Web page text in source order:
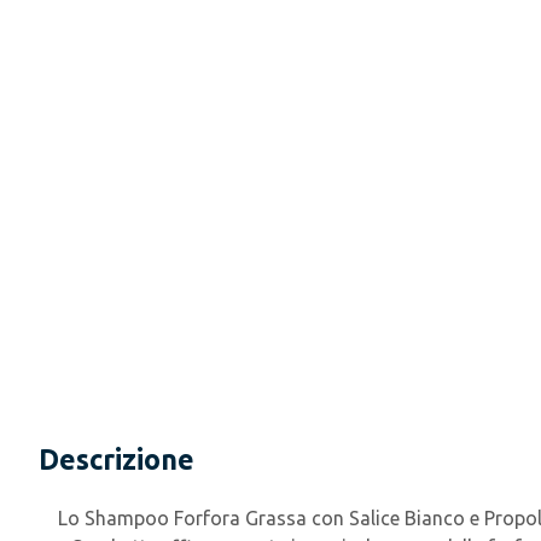
Descrizione
Lo Shampoo Forfora Grassa con Salice Bianco e